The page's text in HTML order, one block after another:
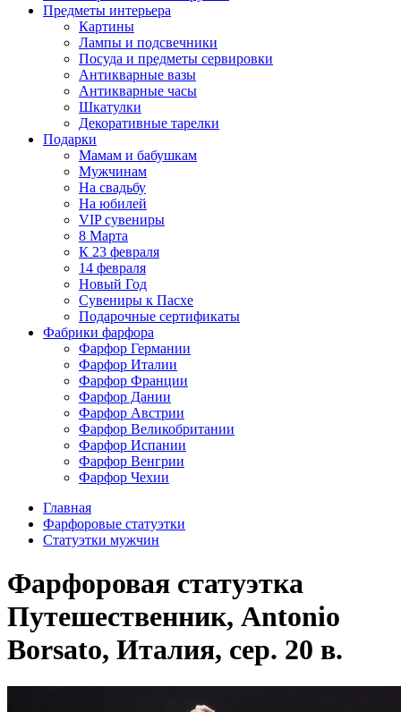
Предметы интерьера
Картины
Лампы и подсвечники
Посуда и предметы сервировки
Антикварные вазы
Антикварные часы
Шкатулки
Декоративные тарелки
Подарки
Мамам и бабушкам
Мужчинам
На свадьбу
На юбилей
VIP сувениры
8 Марта
К 23 февраля
14 февраля
Новый Год
Сувениры к Пасхе
Подарочные сертификаты
Фабрики фарфора
Фарфор Германии
Фарфор Италии
Фарфор Франции
Фарфор Дании
Фарфор Австрии
Фарфор Великобритании
Фарфор Испании
Фарфор Венгрии
Фарфор Чехии
Главная
Фарфоровые статуэтки
Статуэтки мужчин
Фарфоровая статуэтка
Путешественник, Antonio
Borsato, Италия, сер. 20 в.